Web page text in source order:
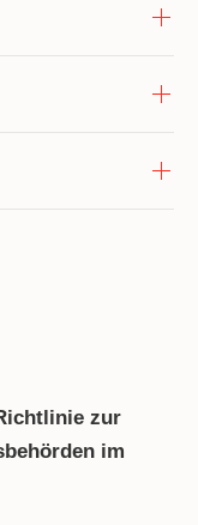
zur
im